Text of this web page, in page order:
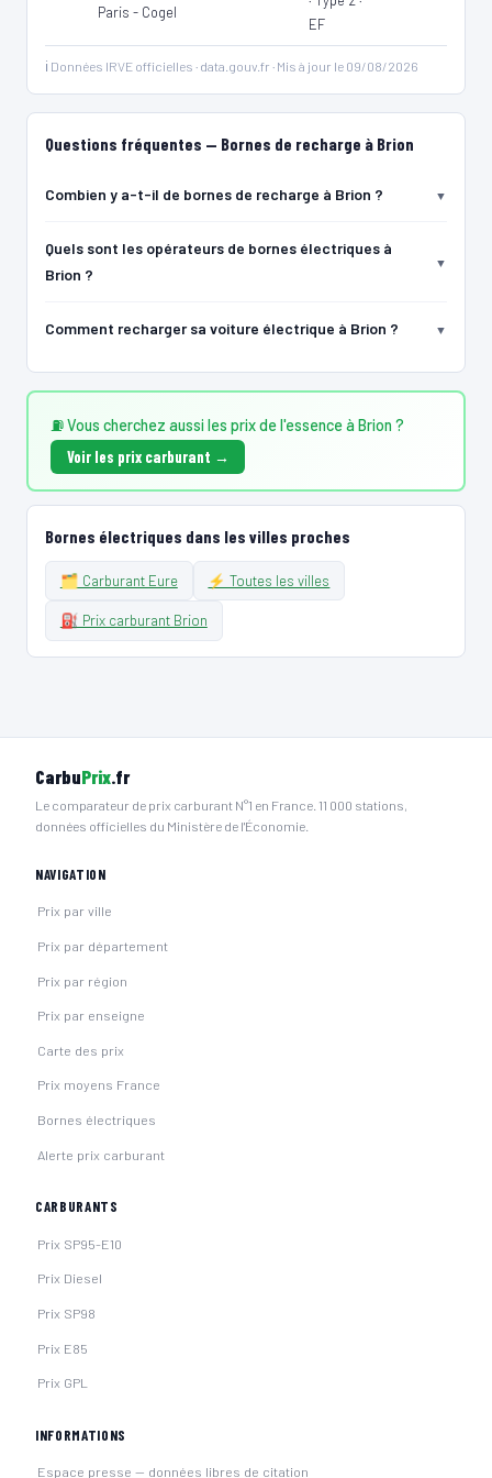
🧭 S'y rendre
CITEOS MOBILITÉ ELECTRIQUE PARIS - COGEL
SDEY - LAROCHE-SAINT-CYDROINE (89) - Mairie
⚡ 22 kW CCS2 · CHAdeMO · Type 2 · EF 2 PDC
🅿️ Bord de rue
🏍️ 2 roues
Paris - Cogel
EF
ℹ️ Données IRVE officielles · data.gouv.fr · Mis à jour le 09/08/2026
Questions fréquentes — Bornes de recharge à Brion
Combien y a-t-il de bornes de recharge à Brion ?
Quels sont les opérateurs de bornes électriques à
Brion ?
Comment recharger sa voiture électrique à Brion ?
⛽ Vous cherchez aussi les prix de l'essence à Brion ?
Voir les prix carburant →
Bornes électriques dans les villes proches
🗂️ Carburant Eure ⚡ Toutes les villes
⛽ Prix carburant Brion
CarbuPrix.fr
Le comparateur de prix carburant N°1 en France. 11 000 stations,
données officielles du Ministère de l'Économie.
NAVIGATION
Prix par ville
Prix par département
Prix par région
Prix par enseigne
Carte des prix
Prix moyens France
Bornes électriques
Alerte prix carburant
CARBURANTS
Prix SP95-E10
Prix Diesel
Prix SP98
Prix E85
Prix GPL
INFORMATIONS
Espace presse — données libres de citation